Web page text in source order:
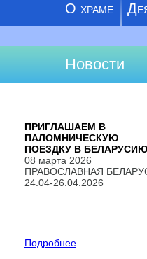
О храме
Новости
ПРИГЛАШАЕМ В
ПАЛОМНИЧЕСКУЮ
ПОЕЗДКУ В БЕЛАРУСИЮ
08 марта 2026
ПРАВОСЛАВНАЯ
24.04-26.04.2026
Подробнее